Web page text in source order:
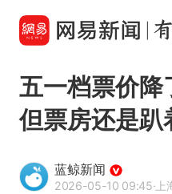
五一档票价降
但票房还是趴
蓝鲸新闻
2026-05-10 09:45·上